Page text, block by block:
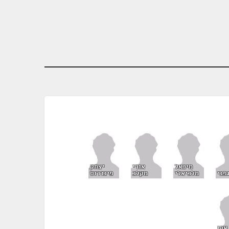
מיכאל
מלכיאלי
אורי
מקלב
יצחק
פינדרוס